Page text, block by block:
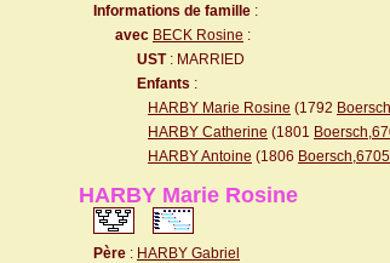
Informations de famille :
avec BECK Rosine :
UST: MARRIED
Enfants :
HARBY Marie Rosine (1792
HARBY Catherine (1801
HARBY Antoine (1806
HARBY Marie Rosine
Père : HARBY Gabriel